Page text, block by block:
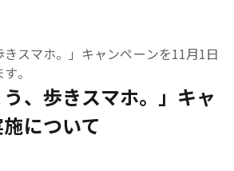
きスマホ。」キャンペーンを11月1日
。
う、歩きスマホ。」キャ
について